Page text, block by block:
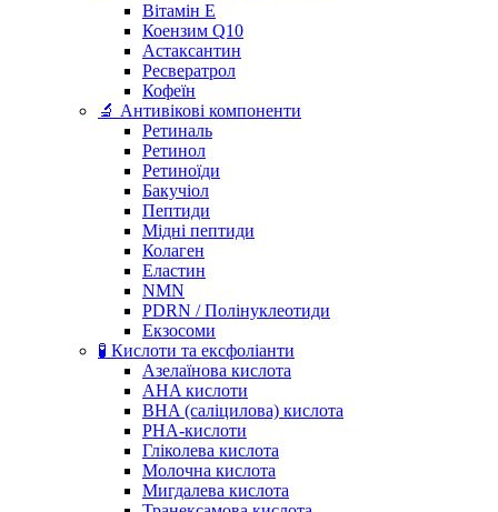
Вітамін Е
Коензим Q10
Астаксантин
Ресвератрол
Кофеїн
🔬 Антивікові компоненти
Ретиналь
Ретинол
Ретиноїди
Бакучіол
Пептиди
Мідні пептиди
Колаген
Еластин
NMN
PDRN / Полінуклеотиди
Екзосоми
🧪 Кислоти та ексфоліанти
Азелаїнова кислота
AHA кислоти
BHA (саліцилова) кислота
PHA-кислоти
Гліколева кислота
Молочна кислота
Мигдалева кислота